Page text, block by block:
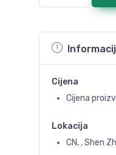
Cijena
Cijena
Lokacija
CN, , Shen